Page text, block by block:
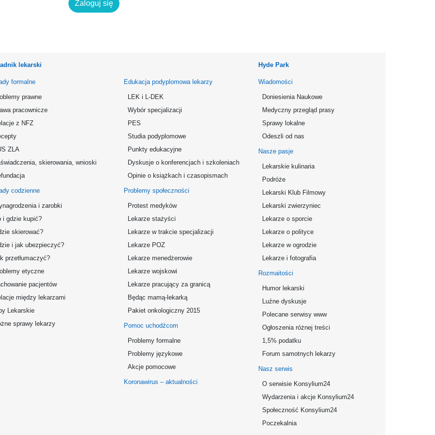
Zaloguj się
lekarski
formalne
prawne
pracownicze
z NFZ
ZLA
skierowania, wnioski
codzienne
i zarobki
i gdzie kupić?
skierować?
i jak ubezpieczyć?
przetłumaczyć?
etyczne
pacjentów
między lekarzami
Lekarskie
sprawy lekarzy
Edukacja podyplomowa lekarzy
LEK i L-DEK
Wybór specjalizacji
PES
Studia podyplomowe
Punkty edukacyjne
Dyskusje o konferencjach i szkoleniach
Opinie o książkach i czasopismach
Problemy społeczności
Protest medyków
Lekarze stażyści
Lekarze w trakcie specjalizacji
Lekarze POZ
Lekarze menedżerowie
Lekarze wojskowi
Lekarze pracujący za granicą
Będąc mamą-lekarką
Pakiet onkologiczny 2015
Pomoc uchodźcom
Problemy formalne
Problemy językowe
Akcje pomocowe
Koronawirus – aktualności
Hyde Park
Wiadomości
Doniesienia Naukowe
Medyczny przegląd prasy
Sprawy lokalne
Odeszli od nas
Nasze pasje
Lekarskie kulinaria
Podróże
Lekarski Klub Filmowy
Lekarski zwierzyniec
Lekarze o sporcie
Lekarze o polityce
Lekarze w ogrodzie
Lekarze i fotografia
Rozmaitości
Humor lekarski
Luźne dyskusje
Polecane serwisy www
Ogłoszenia różnej treści
1,5% podatku
Forum samotnych lekarzy
Nasz serwis
O serwisie Konsylium24
Wydarzenia i akcje Konsylium24
Społeczność Konsylium24
Poczekalnia